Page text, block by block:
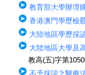
教育部大學辦理
香港澳門學歷檢
大陸地區學歷採
大陸地區大學及
教高(五)字第
不予採認之醫療